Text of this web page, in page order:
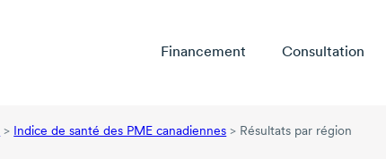
Financement Consultation
> Indice de santé des PME canadiennes > Résultats par région